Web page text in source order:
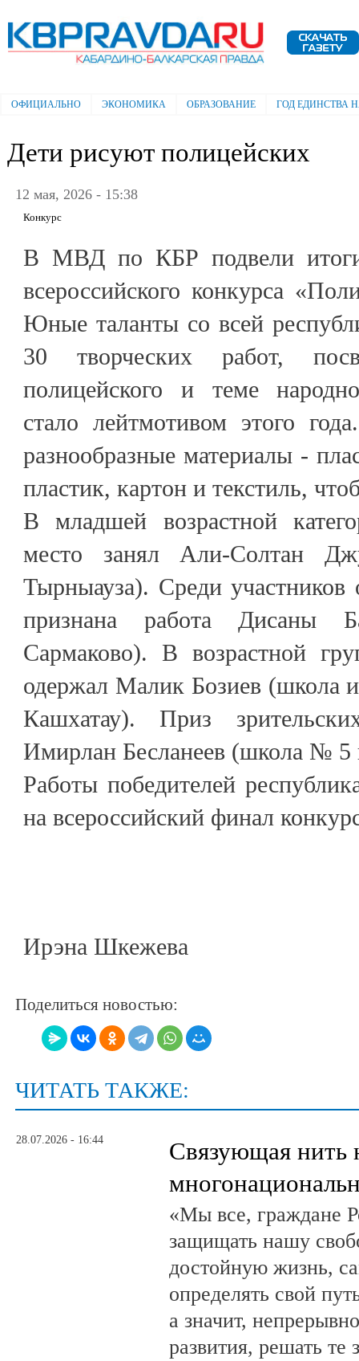
Электронная газета "Кабардино-
Балкарская правда"
Главное меню
ОФИЦИАЛЬНО ЭКОНОМИКА ОБРАЗОВАНИЕ ГОД ЕДИНСТВА
Дети рисуют полицейских
12 мая, 2026 - 15:38
Конкурс
В МВД по КБР подвели итоги
всероссийского конкурса
Юные таланты со всей
30 творческих работ,
полицейского и теме
стало лейтмотивом этого
разнообразные материалы -
пластик, картон и текстиль,
В младшей возрастной
место занял Али-Солтан
Тырныауза). Среди
признана работа Дисаны
Сармаково). В возрастной
одержал Малик Бозиев
Кашхатау). Приз
Имирлан Бесланеев (школа № 5
Работы победителей
на всероссийский финал
Ирэна Шкежева
Поделиться новостью:
ЧИТАТЬ ТАКЖЕ:
28.07.2026 - 16:44
Связующая нить
«Мы все, граждане
защищать нашу
достойную жизнь,
определять свой
а значит,
развития, решать те